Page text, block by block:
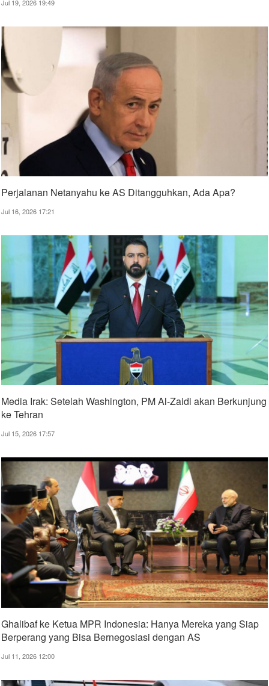
Jul 19, 2026 19:49
Perjalanan Netanyahu ke AS Ditangguhkan, Ada Apa?
Jul 16, 2026 17:21
Media Irak: Setelah Washington, PM Al-Zaidi akan Berkunjung
ke Tehran
Jul 15, 2026 17:57
Ghalibaf ke Ketua MPR Indonesia: Hanya Mereka yang Siap
Berperang yang Bisa Bernegosiasi dengan AS
Jul 11, 2026 12:00